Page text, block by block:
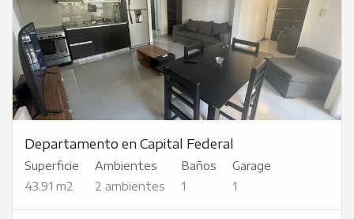
Departamento en Capital Federal
Superficie
43.91 m2
Ambientes
2 ambientes
Baños
1
Garage
1